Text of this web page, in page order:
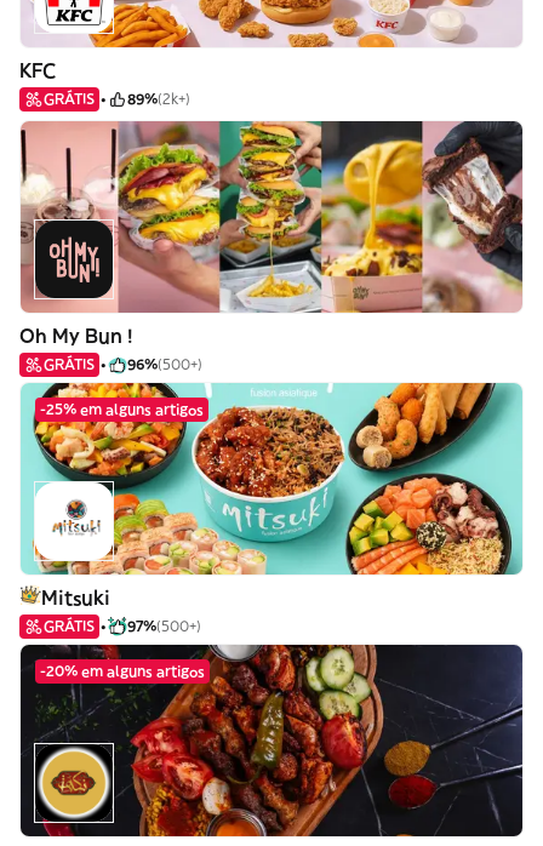
KFC
GRÁTIS 89%(2k+)
Oh My Bun !
GRÁTIS 96%(500+)
-25% em alguns artigos
Mitsuki
GRÁTIS 97%(500+)
-20% em alguns artigos